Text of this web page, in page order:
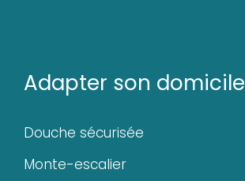
Adapter son domicile
Douche sécurisée
Monte-escalier